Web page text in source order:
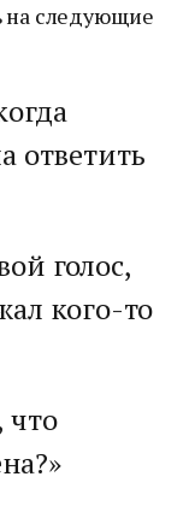
на следующие
ответить
голос,
кого-то
что